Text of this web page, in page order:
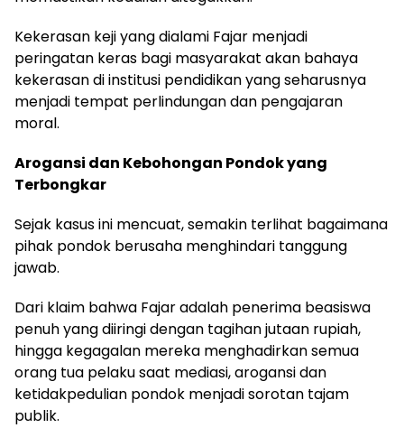
Kekerasan keji yang dialami Fajar menjadi
peringatan keras bagi masyarakat akan bahaya
kekerasan di institusi pendidikan yang seharusnya
menjadi tempat perlindungan dan pengajaran
moral.
Arogansi dan Kebohongan Pondok yang
Terbongkar
Sejak kasus ini mencuat, semakin terlihat bagaimana
pihak pondok berusaha menghindari tanggung
jawab.
Dari klaim bahwa Fajar adalah penerima beasiswa
penuh yang diiringi dengan tagihan jutaan rupiah,
hingga kegagalan mereka menghadirkan semua
orang tua pelaku saat mediasi, arogansi dan
ketidakpedulian pondok menjadi sorotan tajam
publik.